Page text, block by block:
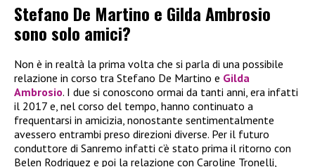
Stefano De Martino e Gilda Ambrosio
sono solo amici?
Non è in realtà la prima volta che si parla di una possibile
relazione in corso tra Stefano De Martino e Gilda
Ambrosio. I due si conoscono ormai da tanti anni, era infatti
il 2017 e, nel corso del tempo, hanno continuato a
frequentarsi in amicizia, nonostante sentimentalmente
avessero entrambi preso direzioni diverse. Per il futuro
conduttore di Sanremo infatti c’è stato prima il ritorno con
Belen Rodriguez e poi la relazione con Caroline Tronelli,